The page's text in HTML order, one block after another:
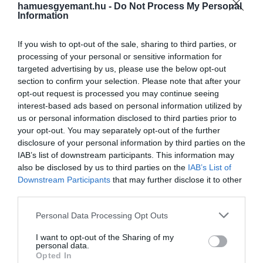
hamuesgyemant.hu - Do Not Process My Personal
Information
If you wish to opt-out of the sale, sharing to third parties, or
processing of your personal or sensitive information for
targeted advertising by us, please use the below opt-out
section to confirm your selection. Please note that after your
opt-out request is processed you may continue seeing
interest-based ads based on personal information utilized by
us or personal information disclosed to third parties prior to
your opt-out. You may separately opt-out of the further
disclosure of your personal information by third parties on the
IAB’s list of downstream participants. This information may
also be disclosed by us to third parties on the IAB’s List of
Downstream Participants that may further disclose it to other
Please note that this website/app uses one or more Google
not limited to your visit or usage behaviour. You may click to
grant or deny consent to Google and its third-party tags to
Personal Data Processing Opt Outs
I want to opt-out of the Sharing of my
personal data.
Opted In
szabályozás szerint a 2007. január 1. után
dohányterméket vásárolni, használni
vagy…
HAMU ÉS GYÉMÁNT